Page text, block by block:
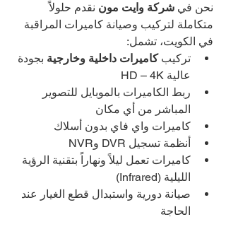
نحن في شركة وايت مون نقدم حلولاً
متكاملة لتركيب وصيانة كاميرات المراقبة
في الكويت، تشمل:
تركيب كاميرات داخلية وخارجية بجودة
عالية HD – 4K
ربط الكاميرات بالموبايل للتصوير
المباشر من أي مكان
كاميرات واي فاي بدون أسلاك
أنظمة تسجيل DVR وNVR
كاميرات تعمل ليلاً ونهاراً بتقنية الرؤية
الليلية (Infrared)
صيانة دورية واستبدال قطع الغيار عند
الحاجة